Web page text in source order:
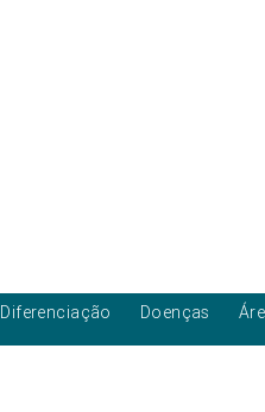
Diferenciação Doenças